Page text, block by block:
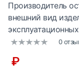
Производитель
внешний вид
0
₽